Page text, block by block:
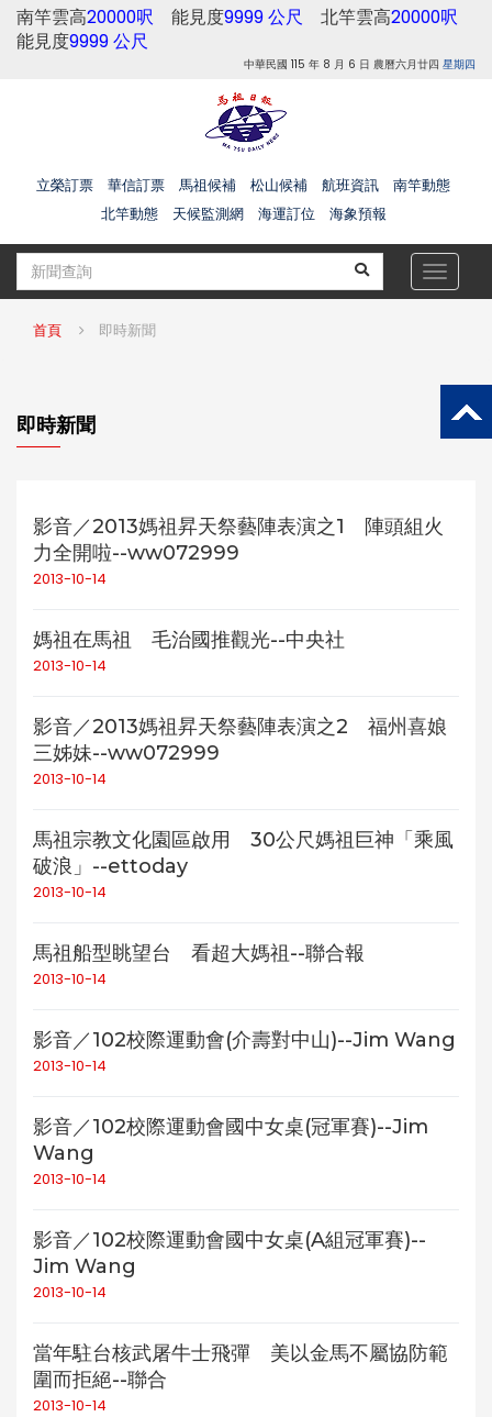
南竿雲高20000呎 能見度9999 公尺 北竿雲高20000呎
能見度9999 公尺
中華民國 115 年 8 月 6 日 農曆六月廿四 星期四
立榮訂票 華信訂票 馬祖候補 松山候補 航班資訊
南竿動態
北竿動態
天候監測網 海運訂位 海象預報
Toggle
首頁 即時新聞
即時新聞
影音／2013媽祖昇天祭藝陣表演之1 陣頭組火
力全開啦--ww072999
2013-10-14
媽祖在馬祖 毛治國推觀光--中央社
2013-10-14
影音／2013媽祖昇天祭藝陣表演之2 福州喜娘
三姊妹--ww072999
2013-10-14
馬祖宗教文化園區啟用 30公尺媽祖巨神「乘風
破浪」--ettoday
2013-10-14
馬祖船型眺望台 看超大媽祖--聯合報
2013-10-14
影音／102校際運動會(介壽對中山)--Jim Wang
2013-10-14
影音／102校際運動會國中女桌(冠軍賽)--Jim
Wang
2013-10-14
影音／102校際運動會國中女桌(A組冠軍賽)--
Jim Wang
2013-10-14
當年駐台核武屠牛士飛彈 美以金馬不屬協防範
圍而拒絕--聯合
2013-10-14